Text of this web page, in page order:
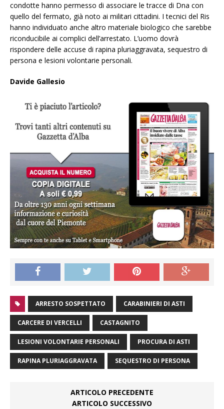
condotte hanno permesso di associare le tracce di Dna con
quello del fermato, già noto ai militari cittadini. I tecnici del Ris
hanno individuato anche altro materiale biologico che sarebbe
riconducibile ai complici dell’arrestato. L’uomo dovrà
rispondere delle accuse di rapina pluriaggravata, sequestro di
persona e lesioni volontarie personali.
Davide Gallesio
ARRESTO SOSPETTATO CARABINIERI DI ASTI
CARCERE DI VERCELLI CASTAGNITO
LESIONI VOLONTARIE PERSONALI PROCURA DI ASTI
RAPINA PLURIAGGRAVATA SEQUESTRO DI PERSONA
ARTICOLO PRECEDENTE
ARTICOLO SUCCESSIVO